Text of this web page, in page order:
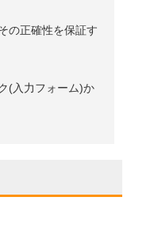
の正確性を保証す
(入力フォーム)か